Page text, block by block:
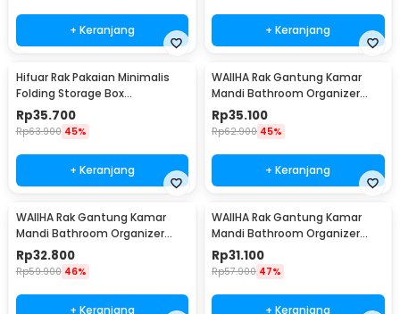
+ Keranjang + Keranjang
Hifuar Rak Pakaian Minimalis
Folding Storage Box
95x33x14cm - HR01
Rp35.700
Rp63.900 45%
+ Keranjang
WAIIHA Rak Gantung Kamar
Mandi Bathroom Organizer
Rack Stainless Steel L - W21
Rp35.100
Rp62.900 45%
+ Keranjang
WAIIHA Rak Gantung Kamar
Mandi Bathroom Organizer
Rack Stainless Steel M - W21
Rp32.800
Rp59.900 46%
+ Keranjang
WAIIHA Rak Gantung Kamar
Mandi Bathroom Organizer
Rack Stainless Steel S - W21
Rp31.100
Rp57.900 47%
+ Keranjang